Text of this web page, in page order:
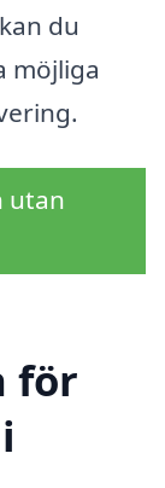
du
möjliga
utan
för